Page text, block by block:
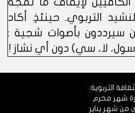
التربوي. حينئذٍ أكاد
سيرددون بأصوات شجية :
لا، سي) دون أي نشاز !
التربوية:
شهر محرم
من شهر يناير